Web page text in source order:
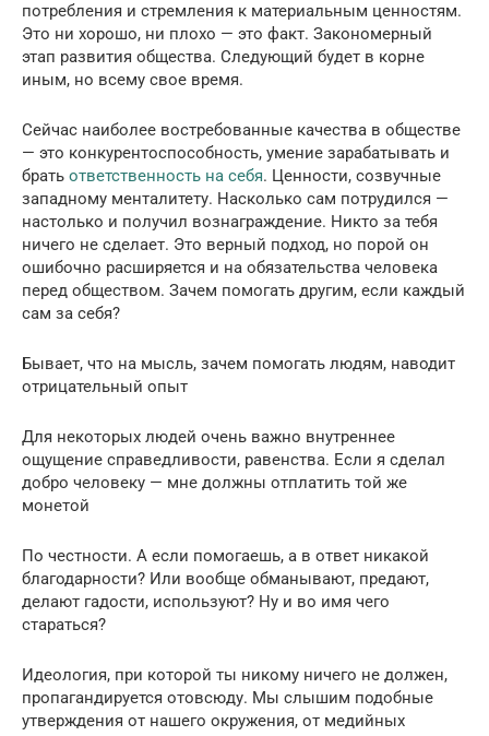
потребления и стремления к материальным ценностям.
Это ни хорошо, ни плохо — это факт. Закономерный
этап развития общества. Следующий будет в корне
иным, но всему свое время.
Сейчас наиболее востребованные качества в обществе
— это конкурентоспособность, умение зарабатывать и
брать ответственность на себя. Ценности, созвучные
западному менталитету. Насколько сам потрудился —
настолько и получил вознаграждение. Никто за тебя
ничего не сделает. Это верный подход, но порой он
ошибочно расширяется и на обязательства человека
перед обществом. Зачем помогать другим, если каждый
сам за себя?
Бывает, что на мысль, зачем помогать людям, наводит
отрицательный опыт
Для некоторых людей очень важно внутреннее
ощущение справедливости, равенства. Если я сделал
добро человеку — мне должны отплатить той же
монетой
По честности. А если помогаешь, а в ответ никакой
благодарности? Или вообще обманывают, предают,
делают гадости, используют? Ну и во имя чего
стараться?
Идеология, при которой ты никому ничего не должен,
пропагандируется отовсюду. Мы слышим подобные
утверждения от нашего окружения, от медийных